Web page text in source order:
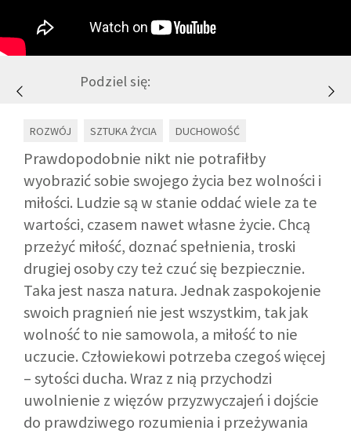
WESPRZYJ NAS
PARTNERZY
NEWSLETTER
DLA MEDIÓW
KONTAKT
Podziel się:
ROZWÓJ SZTUKA ŻYCIA DUCHOWOŚĆ
Prawdopodobnie nikt nie potrafiłby
wyobrazić sobie swojego życia bez wolności i
miłości. Ludzie są w stanie oddać wiele za te
wartości, czasem nawet własne życie. Chcą
przeżyć miłość, doznać spełnienia, troski
drugiej osoby czy też czuć się bezpiecznie.
Taka jest nasza natura. Jednak zaspokojenie
swoich pragnień nie jest wszystkim, tak jak
wolność to nie samowola, a miłość to nie
uczucie. Człowiekowi potrzeba czegoś więcej
– sytości ducha. Wraz z nią przychodzi
uwolnienie z więzów przyzwyczajeń i dojście
do prawdziwego rozumienia i przeżywania